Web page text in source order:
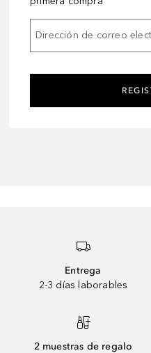
Dirección de correo
Entrega
2-3 días laborables
2 muestras de regalo